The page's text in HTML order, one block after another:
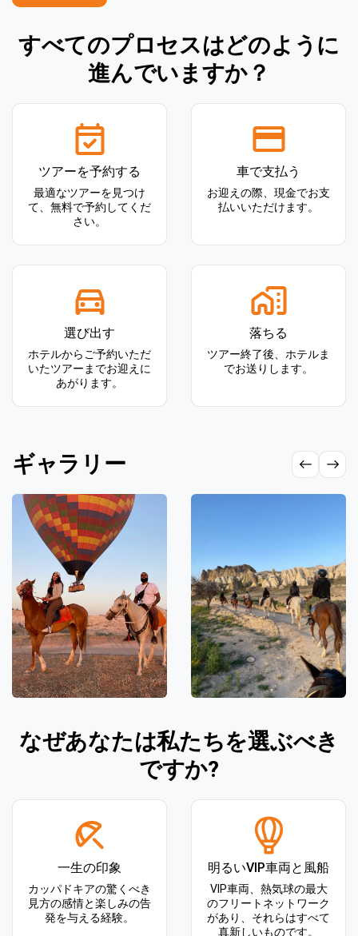
すべてのプロセスはどのように
進んでいますか？
ツアーを予約する
最適なツアーを見つけ
て、無料で予約してくだ
さい。
車で支払う
お迎えの際、現金でお支
払いいただけます。
選び出す
ホテルからご予約いただ
いたツアーまでお迎えに
あがります。
落ちる
ツアー終了後、ホテルま
でお送りします。
ギャラリー
なぜあなたは私たちを選ぶべき
ですか?
一生の印象
カッパドキアの驚くべき
見方の感情と楽しみの告
発を与える経験。
明るいVIP車両と風船
VIP車両、熱気球の最大
のフリートネットワーク
があり、それらはすべて
真新しいものです。